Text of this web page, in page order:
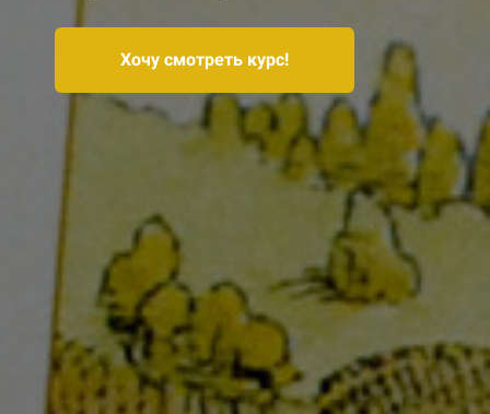
Хочу смотреть курс!